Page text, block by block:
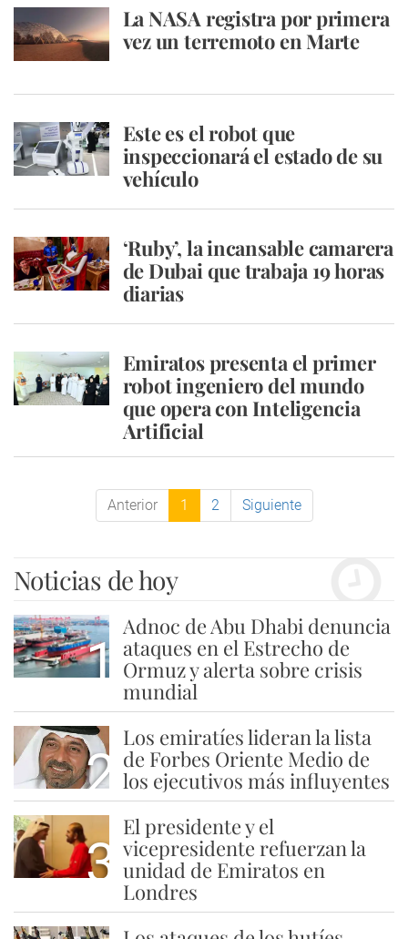
La NASA registra por primera
vez un terremoto en Marte
Este es el robot que
inspeccionará el estado de su
vehículo
‘Ruby’, la incansable camarera
de Dubai que trabaja 19 horas
diarias
Emiratos presenta el primer
robot ingeniero del mundo
que opera con Inteligencia
Artificial
Anterior 1 2 Siguiente
Noticias de hoy
1
Adnoc de Abu Dhabi denuncia
ataques en el Estrecho de
Ormuz y alerta sobre crisis
mundial
2
Los emiratíes lideran la lista
de Forbes Oriente Medio de
los ejecutivos más influyentes
3
El presidente y el
vicepresidente refuerzan la
unidad de Emiratos en
Londres